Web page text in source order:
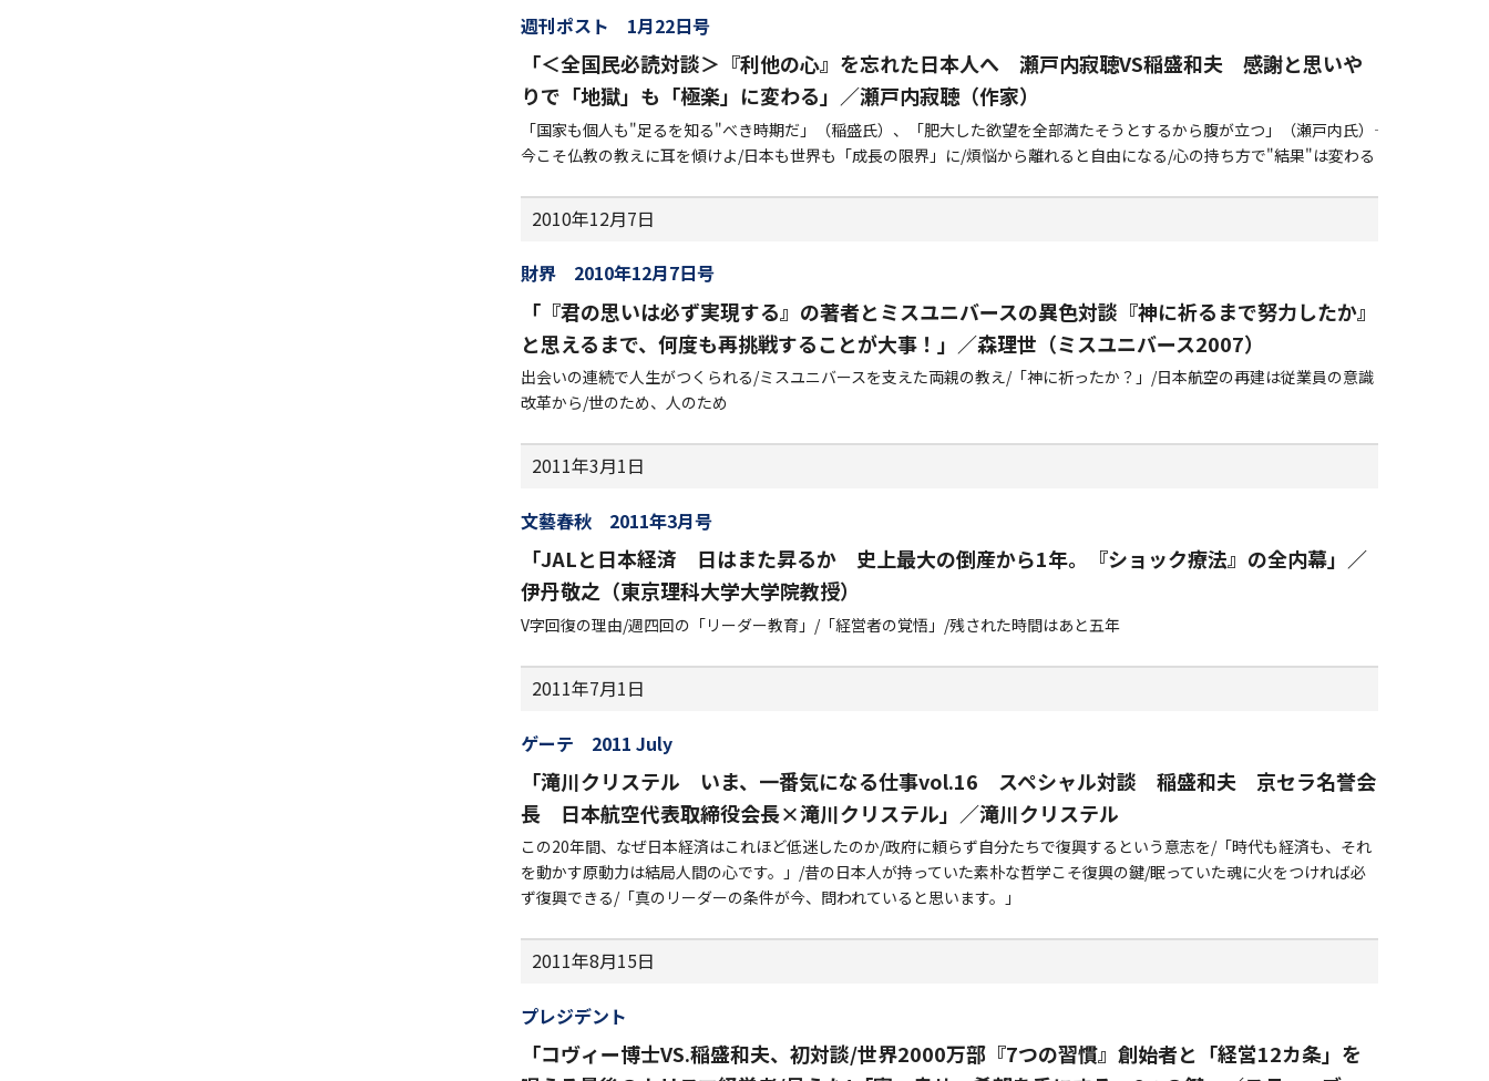
週刊ポスト 1月22日号
「＜全国民必読対談＞『利他の心』を忘れた日本人へ 瀬戸内寂聴VS稲盛和夫 感謝と思いや
りで「地獄」も「極楽」に変わる」／瀬戸内寂聴（作家）
「国家も個人も"足るを知る"べき時期だ」（稲盛氏）、「肥大した欲望を全部満たそうとするから腹が立つ」（瀬戸内氏）――
今こそ仏教の教えに耳を傾けよ/日本も世界も「成長の限界」に/煩悩から離れると自由になる/心の持ち方で"結果"は変わる
2010年12月7日
財界 2010年12月7日号
「『君の思いは必ず実現する』の著者とミスユニバースの異色対談『神に祈るまで努力したか』
と思えるまで、何度も再挑戦することが大事！」／森理世（ミスユニバース2007）
出会いの連続で人生がつくられる/ミスユニバースを支えた両親の教え/「神に祈ったか？」/日本航空の再建は従業員の意識
改革から/世のため、人のため
2011年3月1日
文藝春秋 2011年3月号
「JALと日本経済 日はまた昇るか 史上最大の倒産から1年。『ショック療法』の全内幕」／
伊丹敬之（東京理科大学大学院教授）
V字回復の理由/週四回の「リーダー教育」/「経営者の覚悟」/残された時間はあと五年
2011年7月1日
ゲーテ 2011 July
「滝川クリステル いま、一番気になる仕事vol.16 スペシャル対談 稲盛和夫 京セラ名誉会
長 日本航空代表取締役会長×滝川クリステル」／滝川クリステル
この20年間、なぜ日本経済はこれほど低迷したのか/政府に頼らず自分たちで復興するという意志を/「時代も経済も、それ
を動かす原動力は結局人間の心です。」/昔の日本人が持っていた素朴な哲学こそ復興の鍵/眠っていた魂に火をつければ必
ず復興できる/「真のリーダーの条件が今、問われていると思います。」
2011年8月15日
プレジデント
「コヴィー博士VS.稲盛和夫、初対談/世界2000万部『7つの習慣』創始者と「経営12カ条」を